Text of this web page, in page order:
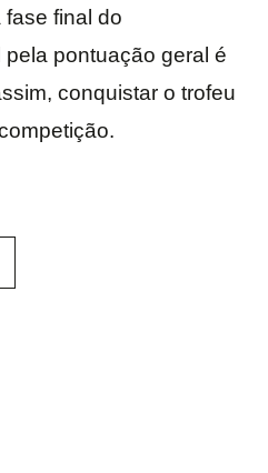
final do
pontuação geral é
conquistar o trofeu